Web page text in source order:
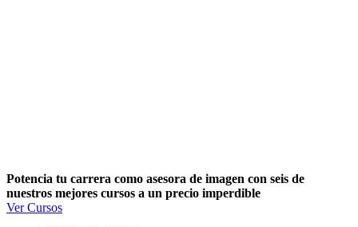
Potencia tu carrera como asesora de imagen con seis de
nuestros mejores cursos a un precio imperdible
Ver Cursos